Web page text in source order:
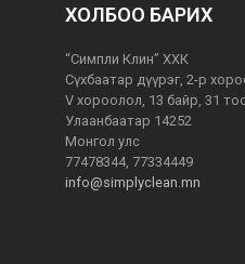
ХОЛБОО БАРИХ
“Симпли Клин” ХХК
Сүхбаатар дүүрэг, 2-р
V хороолол, 13 байр, 31
Улаанбаатар 14252
Монгол улс
77478344, 77334449
info@simplyclean.mn